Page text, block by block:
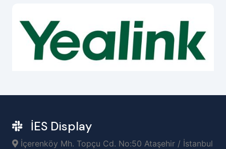
İES Display
İçerenköy Mh. Topçu Cd. No:50 Ataşehir / İstanbul